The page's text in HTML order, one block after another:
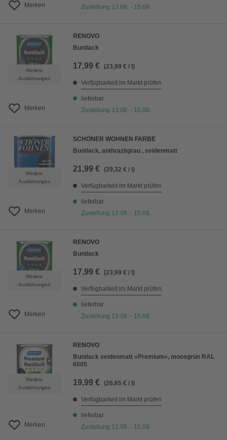
Merken
Zustellung 13.08. - 15.08.
Weitere
Ausführungen
Merken
RENOVO
Buntlack
17,99 € (23,99 € / l)
Verfügbarkeit im Markt prüfen
lieferbar
Zustellung 13.08. - 15.08.
Weitere
Ausführungen
Merken
SCHÖNER WOHNEN FARBE
Buntlack, anthrazitgrau , seidenmatt
21,99 € (29,32 € / l)
Verfügbarkeit im Markt prüfen
lieferbar
Zustellung 13.08. - 15.08.
Weitere
Ausführungen
Merken
RENOVO
Buntlack
17,99 € (23,99 € / l)
Verfügbarkeit im Markt prüfen
lieferbar
Zustellung 13.08. - 15.08.
Weitere
Ausführungen
Merken
RENOVO
Buntlack seidenmatt »Premium«, moosgrün RAL
6005
19,99 € (26,65 € / l)
Verfügbarkeit im Markt prüfen
lieferbar
Zustellung 13.08. - 15.08.